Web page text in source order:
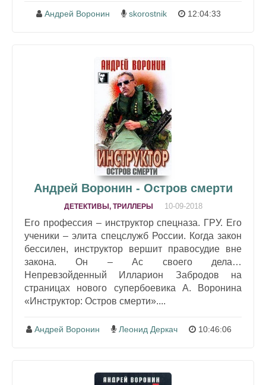
Андрей Воронин skorostnik 12:04:33
Андрей Воронин - Остров смерти
ДЕТЕКТИВЫ, ТРИЛЛЕРЫ 10-09-2018
Его профессия – инструктор спецназа. ГРУ. Его
ученики – элита спецслужб России. Когда закон
бессилен, инструктор вершит правосудие вне
закона. Он – Ас своего дела…
Непревзойденный Илларион Забродов на
страницах нового супербоевика А. Воронина
«Инструктор: Остров смерти»....
Андрей Воронин Леонид Деркач 10:46:06